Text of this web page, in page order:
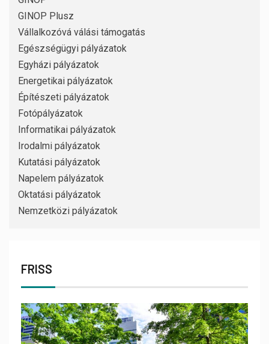
GINOP Plusz
Vállalkozóvá válási támogatás
Egészségügyi pályázatok
Egyházi pályázatok
Energetikai pályázatok
Építészeti pályázatok
Fotópályázatok
Informatikai pályázatok
Irodalmi pályázatok
Kutatási pályázatok
Napelem pályázatok
Oktatási pályázatok
Nemzetközi pályázatok
FRISS